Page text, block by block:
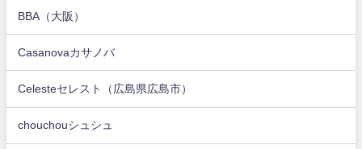
BBA（大阪）
Casanovaカサノバ
Celesteセレスト（広島県広島市）
chouchouシュシュ